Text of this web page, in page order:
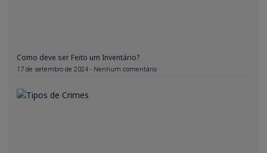
Como deve ser Feito um Inventário?
17 de setembro de 2024 Nenhum comentário